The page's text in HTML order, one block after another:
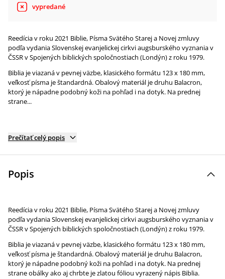
vypredané
Reedícia v roku 2021 Biblie, Písma Svätého Starej a Novej zmluvy
podľa vydania Slovenskej evanjelickej cirkvi augsburského vyznania v
ČSSR v Spojených biblických spoločnostiach (Londýn) z roku 1979.
Biblia je viazaná v pevnej väzbe, klasického formátu 123 x 180 mm,
veľkosť písma je štandardná. Obalový materiál je druhu Balacron,
ktorý je nápadne podobný koži na pohľad i na dotyk. Na prednej
strane...
Prečítať celý popis
Popis
Reedícia v roku 2021 Biblie, Písma Svätého Starej a Novej zmluvy
podľa vydania Slovenskej evanjelickej cirkvi augsburského vyznania v
ČSSR v Spojených biblických spoločnostiach (Londýn) z roku 1979.
Biblia je viazaná v pevnej väzbe, klasického formátu 123 x 180 mm,
veľkosť písma je štandardná. Obalový materiál je druhu Balacron,
ktorý je nápadne podobný koži na pohľad i na dotyk. Na prednej
strane obálky ako aj chrbte je zlatou fóliou vyrazený nápis Biblia.